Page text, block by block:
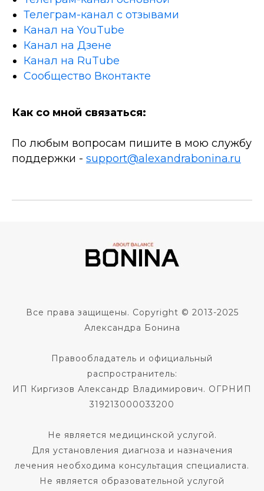
Телеграм-канал с отзывами
Канал на YouTube
Канал на Дзене
Канал на RuTube
Сообщество Вконтакте
Как со мной связаться:
По любым вопросам пишите в мою службу
поддержки - support@alexandrabonina.ru
Все права защищены. Copyright © 2013-2025
Александра Бонина
Правообладатель и официальный
распространитель:
ИП Киргизов Александр Владимирович. ОГРНИП
319213000033200
Не является медицинской услугой.
Для установления диагноза и назначения
лечения необходима консультация специалиста.
Не является образовательной услугой